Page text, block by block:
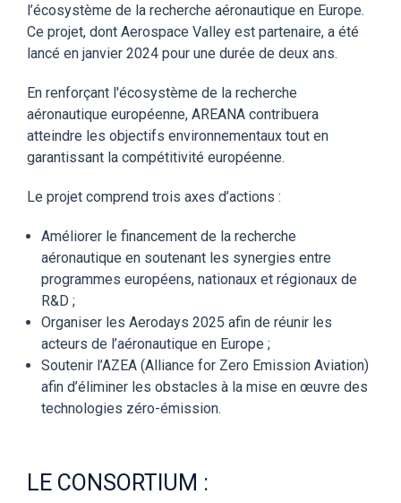
l’écosystème de la recherche aéronautique en Europe.
Ce projet, dont Aerospace Valley est partenaire, a été
lancé en janvier 2024 pour une durée de deux ans.
En renforçant l'écosystème de la recherche
aéronautique européenne, AREANA contribuera
atteindre les objectifs environnementaux tout en
garantissant la compétitivité européenne.
Le projet comprend trois axes d’actions :
Améliorer le financement de la recherche
aéronautique en soutenant les synergies entre
programmes européens, nationaux et régionaux de
R&D ;
Organiser les Aerodays 2025 afin de réunir les
acteurs de l’aéronautique en Europe ;
Soutenir l’AZEA (Alliance for Zero Emission Aviation)
afin d’éliminer les obstacles à la mise en œuvre des
technologies zéro-émission.
LE CONSORTIUM :